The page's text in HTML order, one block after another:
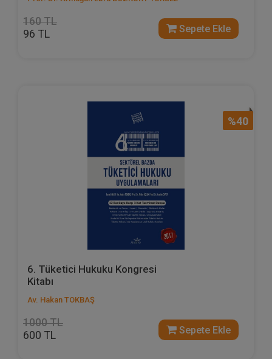
160 TL
96 TL Sepete Ekle
%40
6. Tüketici Hukuku Kongresi
Kitabı
Av. Hakan TOKBAŞ
1000 TL
600 TL Sepete Ekle